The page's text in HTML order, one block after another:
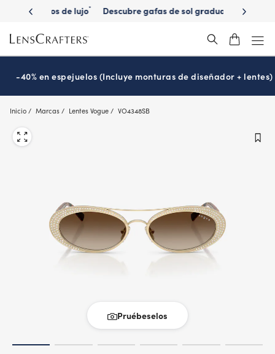
main
content
de lujo
Descubre gafas de sol graduadas de
-40% en espejuelos (Incluye monturas de diseñador + lentes)
Inicio Marcas Lentes Vogue VO4348SB
Pruébeselos